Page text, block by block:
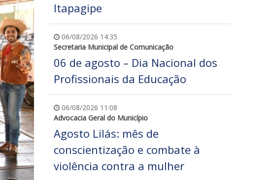
Itapagipe
06/08/2026 14:35
Secretaria Municipal de Comunicação
06 de agosto – Dia Nacional dos
Profissionais da Educação
06/08/2026 11:08
Advocacia Geral do Município
Agosto Lilás: mês de
conscientização e combate à
violência contra a mulher